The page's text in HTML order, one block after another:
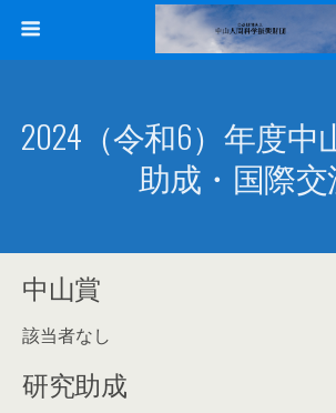
2024（令和6）年度中
助成・国際
中山賞
該当者なし
研究助成